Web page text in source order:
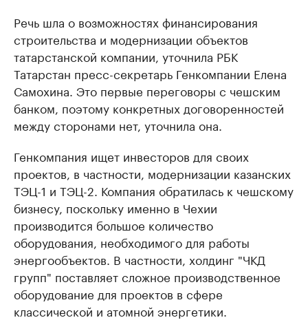
Речь шла о возможностях финансирования
строительства и модернизации объектов
татарстанской компании, уточнила РБК
Татарстан пресс-секретарь Генкомпании Елена
Самохина. Это первые переговоры с чешским
банком, поэтому конкретных договоренностей
между сторонами нет, уточнила она.
Генкомпания ищет инвесторов для своих
проектов, в частности, модернизации казанских
ТЭЦ-1 и ТЭЦ-2. Компания обратилась к чешскому
бизнесу, поскольку именно в Чехии
производится большое количество
оборудования, необходимого для работы
энергообъектов. В частности, холдинг "ЧКД
групп" поставляет сложное производственное
оборудование для проектов в сфере
классической и атомной энергетики.